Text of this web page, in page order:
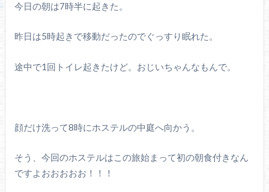
今日の朝は7時半に起きた。
昨日は5時起きで移動だったのでぐっすり眠れた。
途中で1回トイレ起きたけど。おじいちゃんなもんで。
顔だけ洗って8時にホステルの中庭へ向かう。
そう、今回のホステルはこの旅始まって初の朝食付きなん
ですよおおおおお！！！